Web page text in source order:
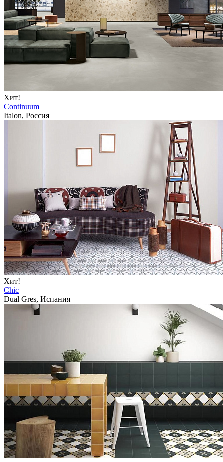
Хит!
Continuum
Italon, Россия
Хит!
Chic
Dual Gres, Испания